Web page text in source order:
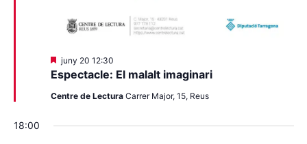
Espectacle: El malalt imaginari
Destacats
juny 20 12:30
Centre de Lectura Carrer Major, 15, Reus
18:00